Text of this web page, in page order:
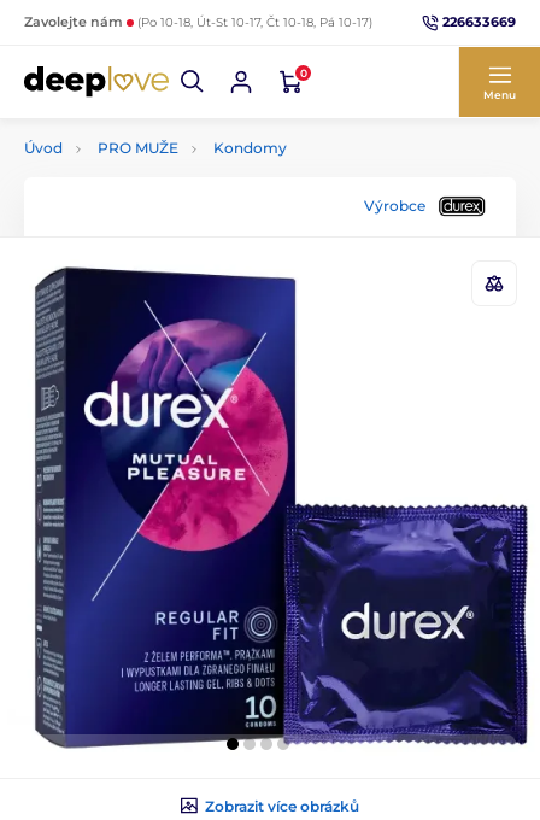
Zavolejte nám (Po 10-18, Út-St 10-17, Čt 10-18, Pá 10-17) 226633669
0
Menu
Úvod PRO MUŽE Kondomy
Výrobce
Zobrazit více obrázků